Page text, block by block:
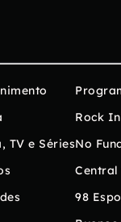
TV e Séries
Rock
No
Central
98